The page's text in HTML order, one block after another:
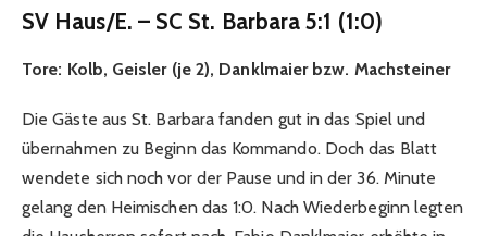
SV Haus/E. – SC St. Barbara 5:1 (1:0)
Tore: Kolb, Geisler (je 2), Danklmaier bzw. Machsteiner
Die Gäste aus St. Barbara fanden gut in das Spiel und
übernahmen zu Beginn das Kommando. Doch das Blatt
wendete sich noch vor der Pause und in der 36. Minute
gelang den Heimischen das 1:0. Nach Wiederbeginn legten